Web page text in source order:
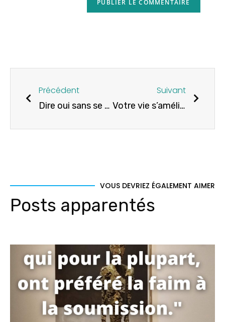
Précédent
Dire oui sans se dire non
Suivant
Votre vie s’améliore par le changement !
VOUS DEVRIEZ ÉGALEMENT AIMER
Posts apparentés